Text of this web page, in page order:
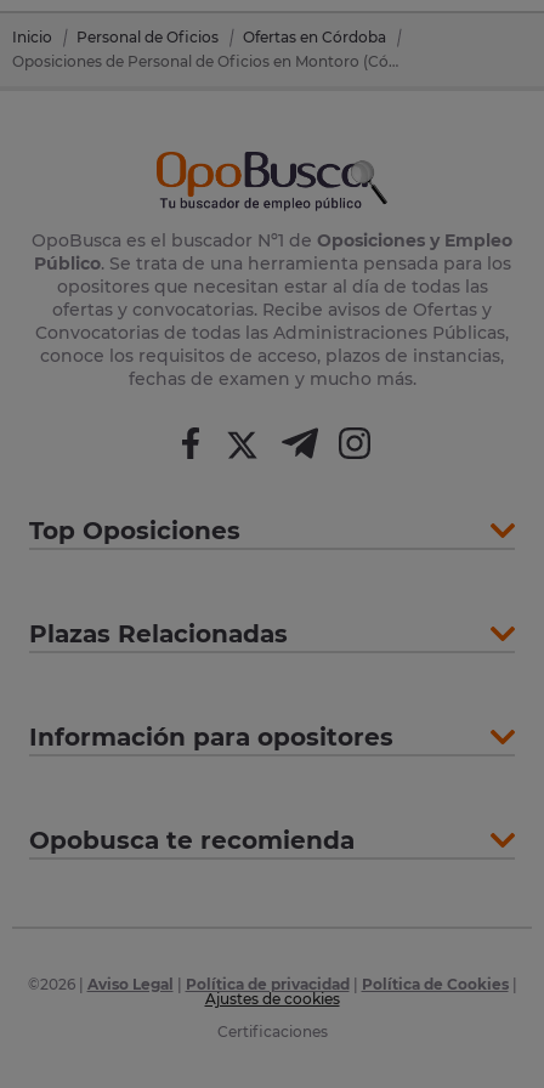
Inicio Personal de Oficios
Ofertas en Córdoba
Oposiciones de Personal de Oficios en Montoro (Córdoba)
OpoBusca es el buscador Nº1 de Oposiciones y Empleo
Público. Se trata de una herramienta pensada para los
opositores que necesitan estar al día de todas las
ofertas y convocatorias. Recibe avisos de Ofertas y
Convocatorias de todas las Administraciones Públicas,
conoce los requisitos de acceso, plazos de instancias,
fechas de examen y mucho más.
Top Oposiciones
Plazas Relacionadas
Información para opositores
Opobusca te recomienda
©2026| Aviso Legal Política de privacidad Política de Cookies|
Ajustes de cookies
Certificaciones